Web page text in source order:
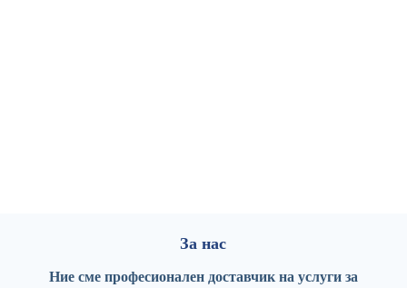
За нас
Ние сме професионален доставчик на услуги за